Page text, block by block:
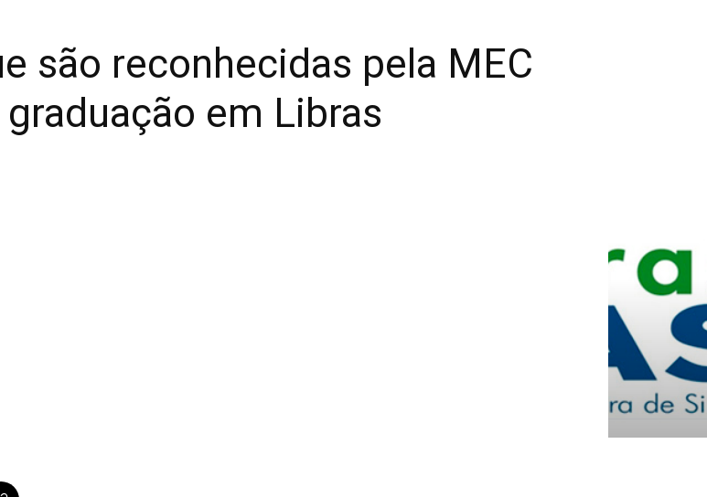
são reconhecidas pela MEC
em Libras